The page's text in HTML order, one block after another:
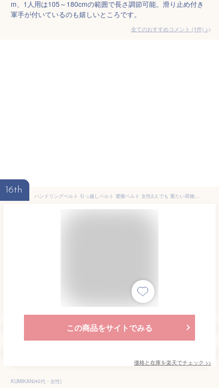
m、1人用は105～180cmの範囲で長さ調節可能。滑り止め付き
軍手が付いているのも嬉しいところです。
全てのおすすめコメント (1件) >
16th
ハンドリングベルト 引っ越しベルト 運搬ベルト 女性2人でも 重たい荷物を楽々運べる 移動ベルト 負荷軽減 軽々運べる キャリーベルト 持ち運びベルト 家具運搬
この商品をサイトでみる
価格と在庫を楽天でチェック >>
KUMIKAN(40代・女性)